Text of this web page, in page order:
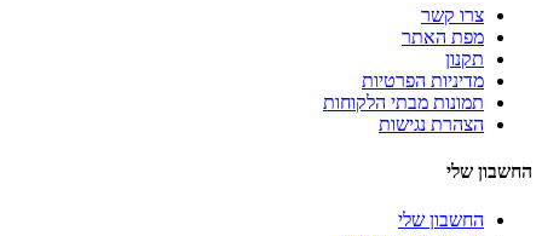
צרו קשר
מפת האתר
תקנון
מדיניות הפרטיות
תמונות מבתי הלקוחות
הצהרת נגישות
החשבון שלי
החשבון שלי